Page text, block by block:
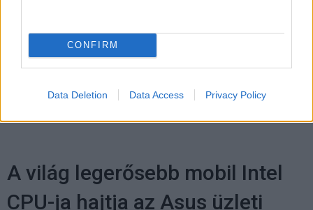
CONFIRM
Data Deletion Data Access Privacy Policy
Címkék: #tencent
A világ legerősebb mobil Intel
CPU-ja hajtja az Asus üzleti